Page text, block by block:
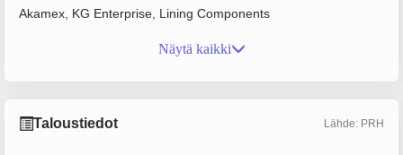
Akamex, KG Enterprise, Lining Components
Näytä kaikki
Taloustiedot Lähde: PRH